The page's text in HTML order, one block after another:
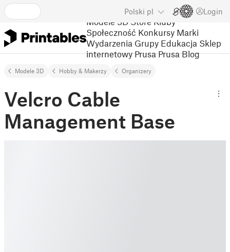
Polski pl Login
Modele 3D Store Kluby
Społeczność Konkursy Marki
Wydarzenia Grupy Edukacja Sklep
internetowy Prusa Prusa Blog
Modele 3D Hobby & Makerzy Organizery
Velcro Cable
Management Base